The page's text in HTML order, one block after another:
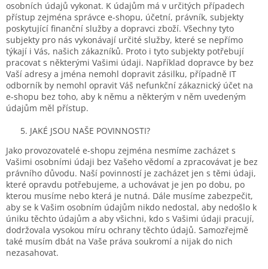
osobních údajů vykonat. K údajům má v určitých případech
přístup zejména správce e-shopu, účetní, právník, subjekty
poskytující finanční služby a dopravci zboží. Všechny tyto
subjekty pro nás vykonávají určité služby, které se nepřímo
týkají i Vás, našich zákazníků. Proto i tyto subjekty potřebují
pracovat s některými Vašimi údaji. Například dopravce by bez
Vaší adresy a jména nemohl dopravit zásilku, případně IT
odborník by nemohl opravit Váš nefunkční zákaznický účet na
e-shopu bez toho, aby k němu a některým v něm uvedeným
údajům měl přístup.
JAKÉ JSOU NAŠE POVINNOSTI?
Jako provozovatelé e-shopu zejména nesmíme zacházet s
Vašimi osobními údaji bez Vašeho vědomí a zpracovávat je bez
právního důvodu. Naší povinností je zacházet jen s těmi údaji,
které opravdu potřebujeme, a uchovávat je jen po dobu, po
kterou musíme nebo která je nutná. Dále musíme zabezpečit,
aby se k Vašim osobním údajům nikdo nedostal, aby nedošlo k
úniku těchto údajům a aby všichni, kdo s Vašimi údaji pracují,
dodržovala vysokou míru ochrany těchto údajů. Samozřejmě
také musím dbát na Vaše práva soukromí a nijak do nich
nezasahovat.